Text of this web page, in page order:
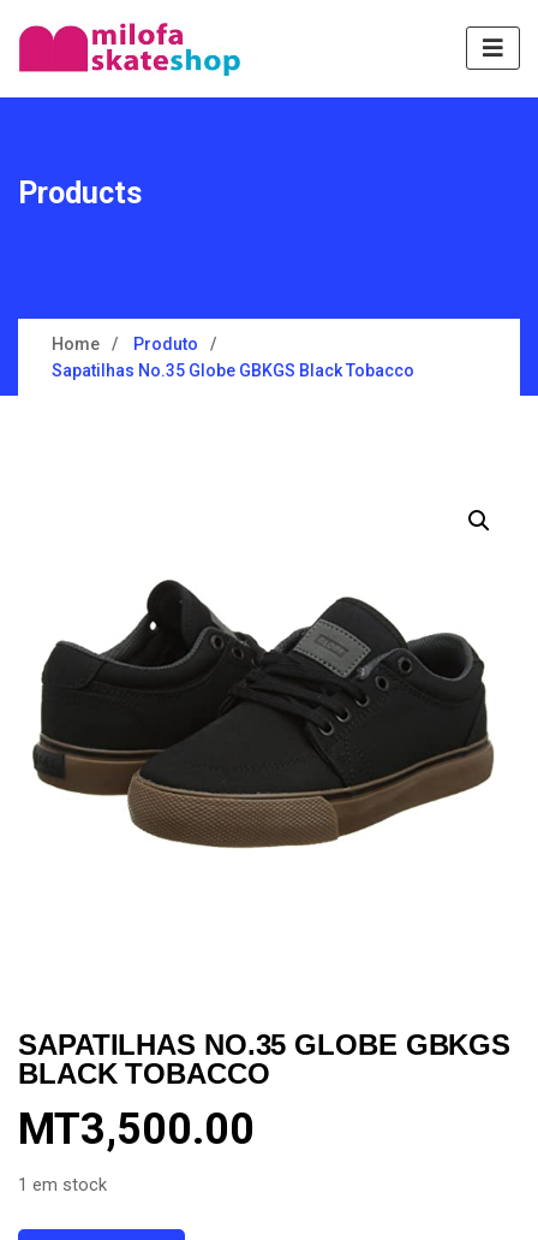
Products
Home
Produto
Sapatilhas No.35 Globe GBKGS Black Tobacco
SAPATILHAS NO.35 GLOBE GBKGS
BLACK TOBACCO
MT3,500.00
1 em stock